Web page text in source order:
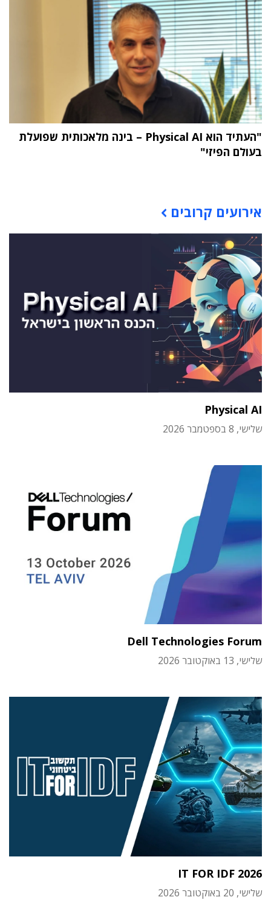
"העתיד הוא Physical AI – בינה מלאכותית שפועלת
בעולם הפיזי"
אירועים קרובים
Physical AI
שלישי, 8 בספטמבר 2026
Dell Technologies Forum
שלישי, 13 באוקטובר 2026
IT FOR IDF 2026
שלישי, 20 באוקטובר 2026